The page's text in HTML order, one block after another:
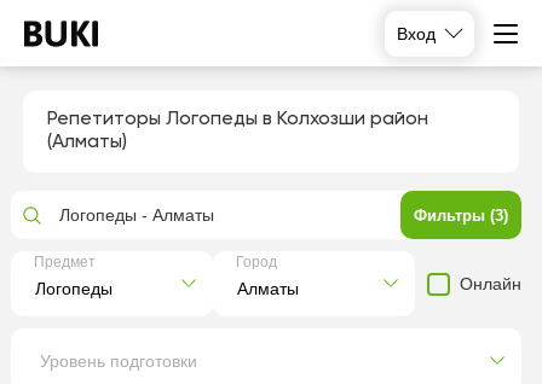
Вход
Репетиторы Логопеды в Колхозши район
(Алматы)
Логопеды - Алматы Фильтры (3)
Предмет Город
Онлайн
Уровень подготовки